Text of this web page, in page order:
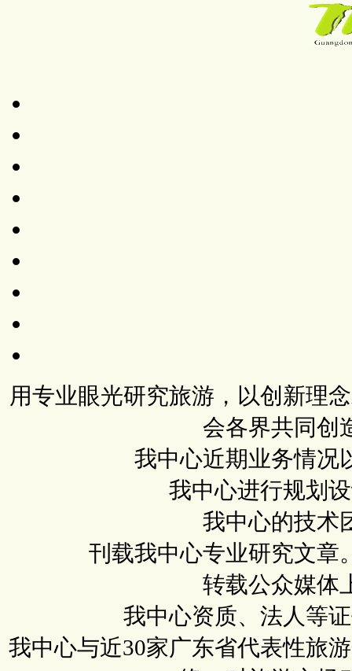
用专业眼光研究旅游，以创新理
会各界共同创
我中心近期业务情况
我中心进行规划
我中心的技术
刊载我中心专业研究文章
转载公众媒体
我中心资质、法人等
我中心与近30家广东省代表性旅